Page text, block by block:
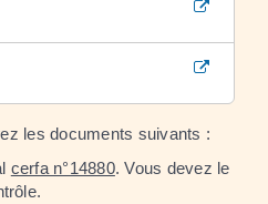
les documents suivants :
cerfa n°14880. Vous devez le